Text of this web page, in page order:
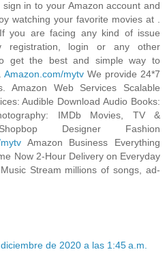
in to your Amazon account and
watching your favorite movies at .
If you are facing any kind of issue
registration, login or any other
get the best and simple way to
Amazon.com/mytv We provide 24*7
Amazon Web Services Scalable
Audible Download Audio Books:
IMDb Movies, TV &
Designer Fashion
Amazon Business Everything
Now 2-Hour Delivery on Everyday
Stream millions of songs, ad-
de 2020 a las 1:45 a.m.